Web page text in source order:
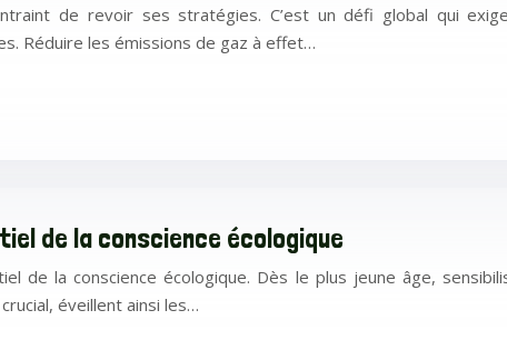
de revoir ses stratégies. C’est un défi global qui
Réduire les émissions de gaz à effet…
de la conscience écologique
de la conscience écologique. Dès le plus jeune âge,
éveillent ainsi les…